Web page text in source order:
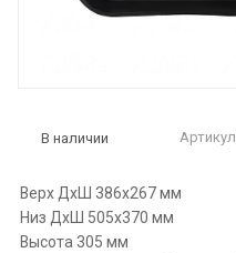
В наличии Артикул
Верх ДхШ 386х267 мм
Низ ДхШ 505х370 мм
Высота 305 мм